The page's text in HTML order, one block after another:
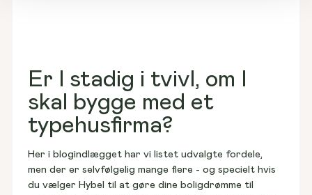
Er I stadig i tvivl, om I
skal bygge med et
typehusfirma?
Her i blogindlægget har vi listet udvalgte fordele,
men der er selvfølgelig mange flere - og specielt hvis
du vælger Hybel til at gøre dine boligdrømme til